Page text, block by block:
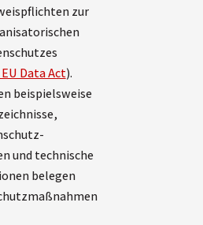
zur
Data Act).
beispielsweise
und technische
belegen